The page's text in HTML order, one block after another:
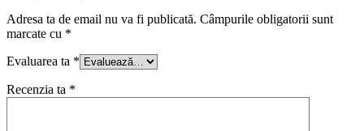
Adresa ta de email nu va fi publicată. Câmpurile obligatorii sunt
marcate cu *
Evaluarea ta *
Recenzia ta *